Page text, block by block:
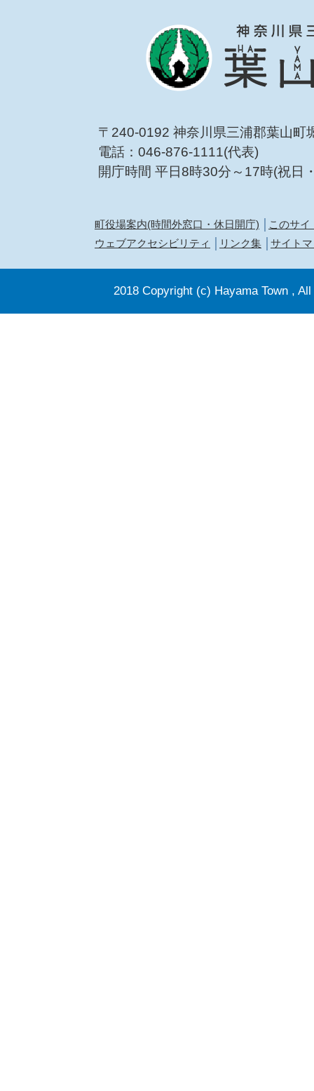
〒240-0192 神奈川県三浦郡葉山町
電話：046-876-1111(代表)
開庁時間 平日8時30分～17時(祝日
町役場案内(時間外窓口・休日開庁)
このサイ
ウェブアクセシビリティ
リンク集 サイト
2018 Copyright (c) Hayama Town ,